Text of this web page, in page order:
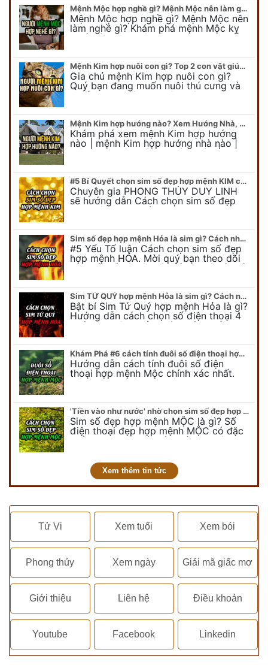
Mệnh Mộc hợp nghề gì? Mệnh Mộc nên làm gì? Mệnh Mộc kỵ nghề nào?
Mệnh Mộc hợp nghề gì? Mệnh Mộc nên
làm nghề gì? Khám phá mệnh Mộc kỵ
nghề gì không nên làm. Xem ngay để
Mệnh Kim hợp nuôi con gì? Top 2 con vật giúp gia chủ Phát tài phát lộc
Gia chủ mệnh Kim hợp nuôi con gì?
Quý bạn đang muốn nuôi thú cưng và
muốn chọn một con vật nuôi hợp
Duy…
Mệnh Kim hợp hướng nào? Xem Hướng Nhà, Phòng ngủ, Làm việc hợp mệnh Kim
Khám phá xem mệnh Kim hợp hướng
nào | mệnh Kim hợp hướng nhà nào |
mệnh Kim kê giường hướng nào | mệnh
#5 Bí Quyết chọn sim số đẹp hợp mệnh KIM chuẩn xác nhất
Chuyên gia PHONG THỦY DUY LINH
sẽ hướng dẫn Cách chọn sim số đẹp
hợp mệnh KIM. Mời quý bạn theo dõi
Sim số đẹp hợp mệnh Hỏa là sim gì? Cách nhận biết sim đẹp hợp mệnh Hỏa
#5 Yếu Tố luận Cách chọn sim số đẹp
hợp mệnh HỎA. Mời quý bạn theo dõi
bài viết để có cái nhìn tổng quát về số
Sim TỨ QUÝ hợp mệnh Hỏa là sim gì? Cách nhận biết sim tứ quý hợp mệnh Hỏa
Bật bí Sim Tứ Quý hợp mệnh Hỏa là gì?
Hướng dẫn cách chọn số điện thoại 4
quý hợp mệnh Hỏa chính xác nhất.
Khám Phá #6 cách tính đuôi số điện thoại hợp mệnh Mộc
Hướng dẫn cách tính đuôi số điện
thoại hợp mệnh Mộc chính xác nhất.
Cách chọn đuôi sim điện thoại hợp
chuyên…
'Tiền vào như nước' nhờ chọn sim số đẹp hợp mệnh MỘC
Sim số đẹp hợp mệnh MỘC là gì? Số
điện thoại đẹp hợp mệnh MỘC có đặc
điểm ra sao? Dưới góc nhìn chuyên gia
Xem thêm tin tức
Tử Vi Xem tuổi Xem bói
Phong thủy Xem ngày Giải mã giấc mơ
Giới thiệu Liên hệ Điều khoản
Youtube Facebook Linkedin